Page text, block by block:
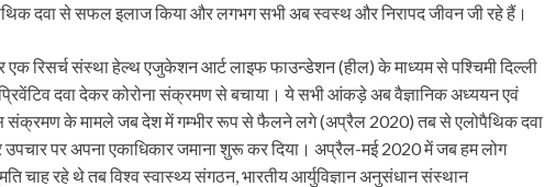
दवा से सफल इलाज किया और लगभग सभी अब स्वस्थ और निरापद जीवन जी रहे हैं।
एक रिसर्च संस्था हेल्थ एजुकेशन आर्ट लाइफ फाउन्डेशन (हील) के माध्यम से पश्चिमी दिल्ली
दवा देकर कोरोना संक्रमण से बचाया। ये सभी आंकड़े अब वैज्ञानिक अध्ययन एवं
संक्रमण के मामले जब देश में गम्भीर रूप से फैलने लगे (अप्रैल 2020) तब से एलोपैथिक दवा
पर अपना एकाधिकार जमाना शुरू कर दिया। अप्रैल-मई 2020 में जब हम लोग
चाह रहे थे तब विश्व स्वास्थ्य संगठन, भारतीय आर्युविज्ञान अनुसंधान संस्थान